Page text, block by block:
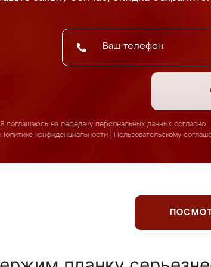
Я соглашаюсь на передачу персональных данных согласно
Политике конфиденциальности
Пользовательскому